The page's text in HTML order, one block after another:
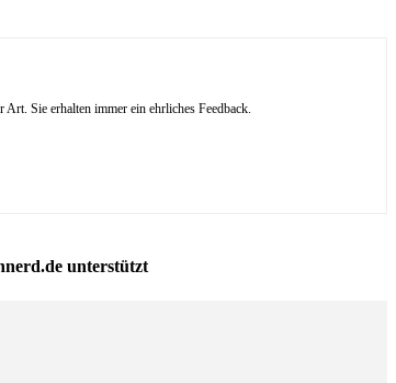
Sie erhalten immer ein ehrliches Feedback.
unterstützt